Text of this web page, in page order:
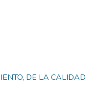
DE LA CALIDAD